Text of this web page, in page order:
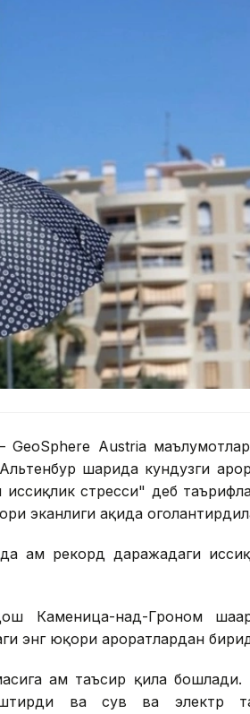
Austria
шаҳрида кундузги
стресси" деб
эканлиги ҳақида
ҳам рекорд даражадаги
Каменица-над-Гроном
энг юқори ҳароратлардан
ҳам таъсир қила
ва сув ва электр